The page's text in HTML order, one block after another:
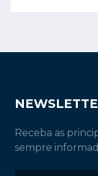
Receba as
sempre